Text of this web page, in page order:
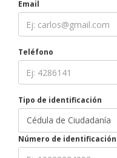
Email
Teléfono
Tipo de identificación
Número de identificación